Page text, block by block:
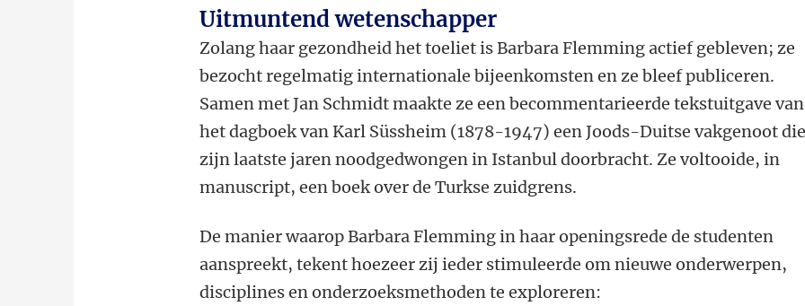
Uitmuntend wetenschapper
Zolang haar gezondheid het toeliet is Barbara Flemming actief gebleven; ze
bezocht regelmatig internationale bijeenkomsten en ze bleef publiceren.
Samen met Jan Schmidt maakte ze een becommentarieerde tekstuitgave van
het dagboek van Karl Süssheim (1878-1947) een Joods-Duitse vakgenoot
zijn laatste jaren noodgedwongen in Istanbul doorbracht. Ze voltooide, in
manuscript, een boek over de Turkse zuidgrens.
De manier waarop Barbara Flemming in haar openingsrede de studenten
aanspreekt, tekent hoezeer zij ieder stimuleerde om nieuwe onderwerpen,
disciplines en onderzoeksmethoden te exploreren: